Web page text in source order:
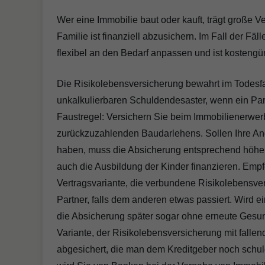
Wer eine Immobilie baut oder kauft, trägt große
Familie ist finanziell abzusichern. Im Fall der
flexibel an den Bedarf anpassen und ist
Die Risikolebensversicherung bewahrt im
unkalkulierbaren Schuldendesaster, wenn ein
Faustregel: Versichern Sie beim
zurückzuzahlenden Baudarlehens. Sollen Ihre
haben, muss die Absicherung entsprechend
auch die Ausbildung der Kinder finanzieren.
Vertragsvariante, die verbundene
Partner, falls dem anderen etwas passiert. Wird
die Absicherung später sogar ohne erneute
Variante, der Risikolebensversicherung mit
abgesichert, die man dem Kreditgeber noch